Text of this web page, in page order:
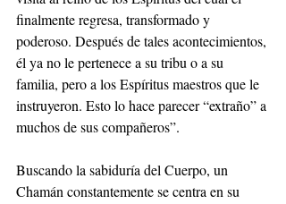
finalmente regresa, transformado y
poderoso. Después de tales acontecimientos,
él ya no le pertenece a su tribu o a su
familia, pero a los Espíritus maestros que le
instruyeron. Esto lo hace parecer “extraño” a
muchos de sus compañeros”.
Buscando la sabiduría del Cuerpo, un
Chamán constantemente se centra en su